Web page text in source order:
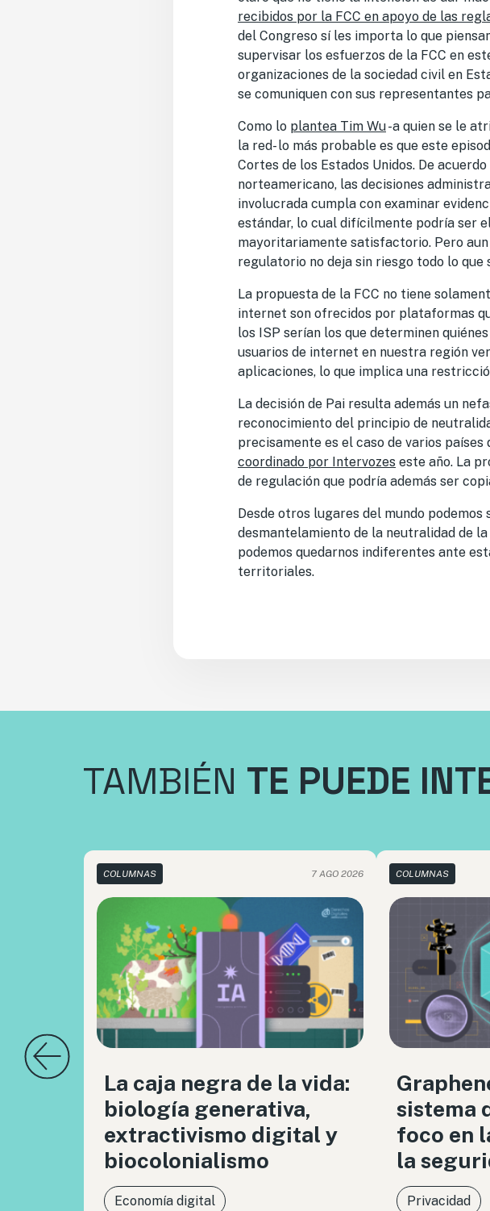
recibidos por la FCC en apoyo de las
del Congreso sí les importa lo que
supervisar los esfuerzos de la FCC en
organizaciones de la sociedad civil en
se comuniquen con sus representantes
Como lo plantea Tim Wu-a quien se le
la red- lo más probable es que este
Cortes de los Estados Unidos. De
norteamericano, las decisiones
involucrada cumpla con examinar
estándar, lo cual difícilmente podría ser
mayoritariamente satisfactorio. Pero
regulatorio no deja sin riesgo todo lo
La propuesta de la FCC no tiene
internet son ofrecidos por plataformas
los ISP serían los que determinen
usuarios de internet en nuestra región
aplicaciones, lo que implica una
La decisión de Pai resulta además un
reconocimiento del principio de
precisamente es el caso de varios
coordinado por Intervozes este año. La
de regulación que podría además ser
Desde otros lugares del mundo
desmantelamiento de la neutralidad de la
podemos quedarnos indiferentes ante
territoriales.
TAMBIÉN TE PUEDE
COLUMNAS 7 AGO 2026
La caja negra de la vida:
biología generativa,
extractivismo digital y
biocolonialismo
Economía digital
COLUMNAS
sistema
foco en
la
Privacidad